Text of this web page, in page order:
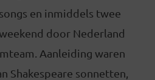
en inmiddels twee
door Nederland
Aanleiding waren
Shakespeare sonnetten,